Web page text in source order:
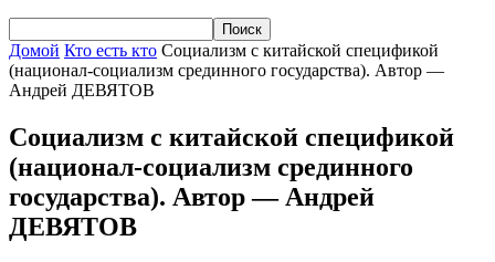
Домой Кто есть кто Социализм с китайской спецификой
(национал-социализм срединного государства). Автор —
Андрей ДЕВЯТОВ
Социализм с китайской спецификой
(национал-социализм срединного
государства). Автор — Андрей
ДЕВЯТОВ